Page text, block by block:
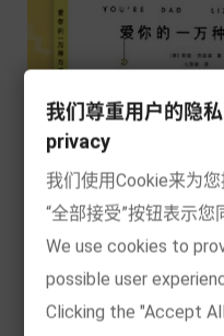
我们尊重用户的隐
privacy
我们使用Cookie来为
“全部接受”按钮表示您
We use cookies to
possible user
Clicking the "Accept